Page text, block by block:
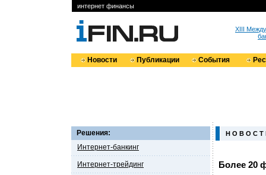
интернет финансы
XIII
Новости Публикации События
Решения:
Интернет-банкинг
Интернет-трейдинг
Н О В О С Т
Более 20